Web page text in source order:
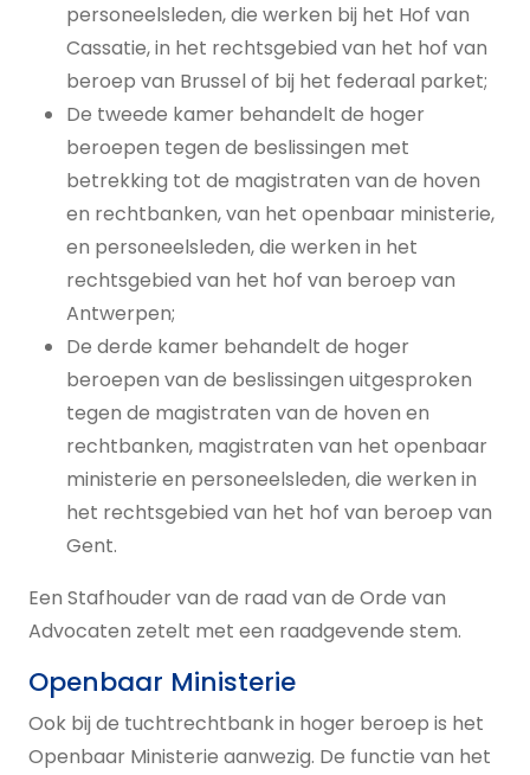
personeelsleden, die werken bij het Hof van
Cassatie, in het rechtsgebied van het hof van
beroep van Brussel of bij het federaal parket;
De tweede kamer behandelt de hoger
beroepen tegen de beslissingen met
betrekking tot de magistraten van de hoven
en rechtbanken, van het openbaar ministerie,
en personeelsleden, die werken in het
rechtsgebied van het hof van beroep van
Antwerpen;
De derde kamer behandelt de hoger
beroepen van de beslissingen uitgesproken
tegen de magistraten van de hoven en
rechtbanken, magistraten van het openbaar
ministerie en personeelsleden, die werken in
het rechtsgebied van het hof van beroep van
Gent.
Een Stafhouder van de raad van de Orde van
Advocaten zetelt met een raadgevende stem.
Openbaar Ministerie
Ook bij de tuchtrechtbank in hoger beroep is het
Openbaar Ministerie aanwezig. De functie van het